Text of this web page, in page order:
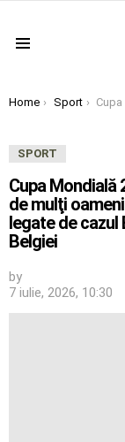
You are here:
Home Sport Cupa Mondială 2026: „Am fost dezamăgit
SPORT
Cupa Mondială
de mulţi
legate de cazul
Belgiei
by
7 iulie, 2026, 10:30